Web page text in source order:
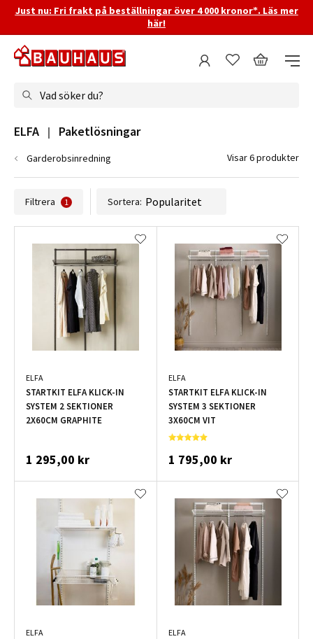
Just nu: Fri frakt på beställningar över 4 000 kronor*. Läs mer
här!
Vad söker du?
Filtrera 1 Sortera:
ELFA
STARTKIT ELFA KLICK-IN
SYSTEM 2 SEKTIONER
2X60CM GRAPHITE
1 295,00 kr
ELFA
STARTKIT ELFA KLICK-IN
SYSTEM 3 SEKTIONER
3X60CM VIT
1 795,00 kr
ELFA ELFA
ELFA   |   Paketlösningar
Garderobsinredning Visar 6 produkter